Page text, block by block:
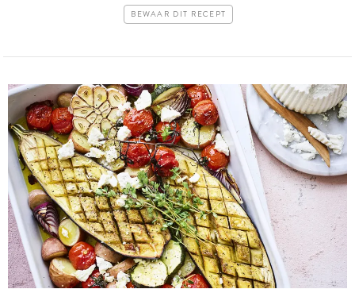
BEWAAR DIT RECEPT